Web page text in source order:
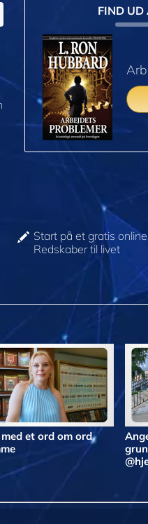
FIND UD
Start på et gratis
Redskaber til livet
et ord om ord